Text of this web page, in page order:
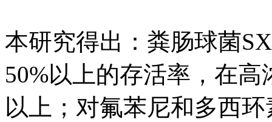
本研究得出：粪肠球菌
50%以上的存活率，在
以上；对氟苯尼和多西